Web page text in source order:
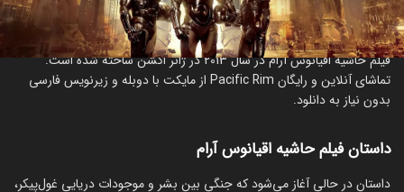
درباره فیلم حاشیه اقیانوس آرام
فیلم حاشیه اقیانوس آرام در سال 2013 در ژانر اکشن ساخته شده است.
تماشای آنلاین و رایگان Pacific Rim از مایکت با دوبله و زیرنویس فارسی
بدون نیاز به دانلود.
داستان فیلم حاشیه اقیانوس آرام
داستان در حالی آغاز می‌شود که جنگی بین بشر و موجودات دریایی غول‌پیکر،